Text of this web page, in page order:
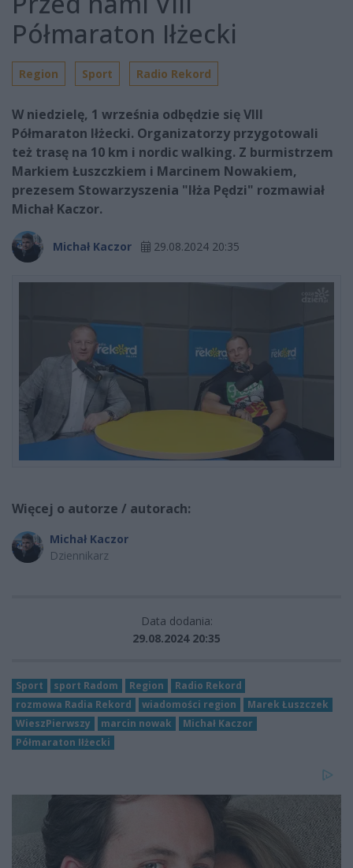
Półmaraton Iłżecki
Region Sport Radio Rekord
W niedzielę, 1 września odbędzie się VIII
Półmaraton Iłżecki. Organizatorzy przygotowali
też trasę na 10 km i nordic walking. Z burmistrzem
Markiem Łuszczkiem i Marcinem Nowakiem,
prezesem Stowarzyszenia "Iłża Pędzi" rozmawiał
Michał Kaczor.
Michał Kaczor 29.08.2024 20:35
Więcej o autorze / autorach:
Michał Kaczor
Dziennikarz
Data dodania:
29.08.2024 20:35
Sport sport Radom Region
Radio Rekord
rozmowa Radia Rekord
wiadomości region
Marek Łuszczek
WieszPierwszy
marcin nowak
Michał Kaczor
Półmaraton Iłżecki